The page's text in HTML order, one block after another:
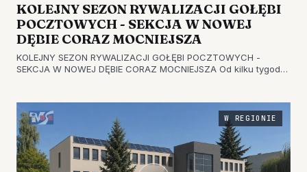
KOLEJNY SEZON RYWALIZACJI GOŁĘBI
POCZTOWYCH - SEKCJA W NOWEJ
DĘBIE CORAZ MOCNIEJSZA
KOLEJNY SEZON RYWALIZACJI GOŁĘBI POCZTOWYCH -
SEKCJA W NOWEJ DĘBIE CORAZ MOCNIEJSZA Od kilku tygodni
szeregach oddziału znaj…
W REGIONIE